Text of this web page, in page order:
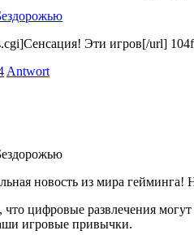
Эти игров[/url]
Antwort
новость из мира
цифровые развлечения
игровые привычки.